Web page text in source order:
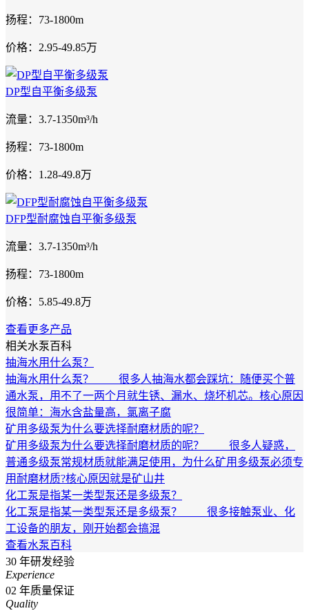
扬程：73-1800m
价格：2.95-49.85万
DP型自平衡多级泵
流量：3.7-1350m³/h
扬程：73-1800m
价格：1.28-49.8万
DFP型耐腐蚀自平衡多级泵
流量：3.7-1350m³/h
扬程：73-1800m
价格：5.85-49.8万
查看更多产品
相关水泵百科
抽海水用什么泵？
抽海水用什么泵？ 很多人抽海水都会踩坑：随便买个普
通水泵，用不了一两个月就生锈、漏水、烧坏机芯。核心原因
很简单：海水含盐量高，氯离子腐
矿用多级泵为什么要选择耐磨材质的呢？
矿用多级泵为什么要选择耐磨材质的呢？ 很多人疑惑，
普通多级泵常规材质就能满足使用，为什么矿用多级泵必须专
用耐磨材质?核心原因就是矿山井
化工泵是指某一类型泵还是多级泵？
化工泵是指某一类型泵还是多级泵？ 很多接触泵业、化
工设备的朋友，刚开始都会搞混
查看水泵百科
30 年研发经验
Experience
02 年质量保证
Quality